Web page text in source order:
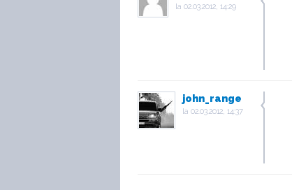
la 02.03.2012, 14:29
john_range
la 02.03.2012, 14:37